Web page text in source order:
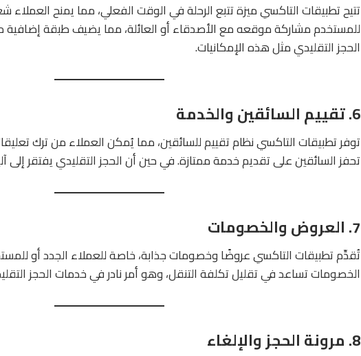
تتيح تطبيقات التاكسي ميزة تتبع الرحلة في الوقت الفعلي، مما يمنح العملاء
للمستخدم مشاركة موقعه مع الأصدقاء أو العائلة، مما يضيف طبقة إضافية
الحجز التقليدي مثل هذه الإمكانيات.
6. تقييم السائقين والخدمة
توفر تطبيقات التاكسي نظام تقييم للسائقين، مما يُمكن العملاء من ترك
تحفز السائقين على تقديم خدمة ممتازة. في حين أن الحجز التقليدي يفتقر إلى
7. العروض والخصومات
تُقدِّم تطبيقات التاكسي عروضًا وخصومات جذابة، خاصة للعملاء الجدد أو
الخصومات تساعد في تقليل تكلفة التنقل، وهو أمر نادر في خدمات الحجز
8. مرونة الحجز والإلغاء